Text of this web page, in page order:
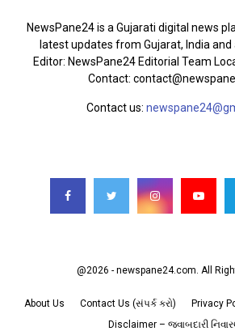
NewsPane24 is a Gujarati digital news
latest updates from Gujarat, India
Editor: NewsPane24 Editorial Team
Contact:
Contact us:
@2026 - newspane24.com. All
About Us Contact Us (સંપર્ક કરો)
Privacy
Disclaimer – જવાબદારી